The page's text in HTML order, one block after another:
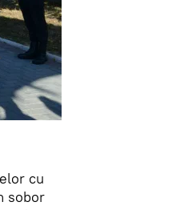
cu
sobor